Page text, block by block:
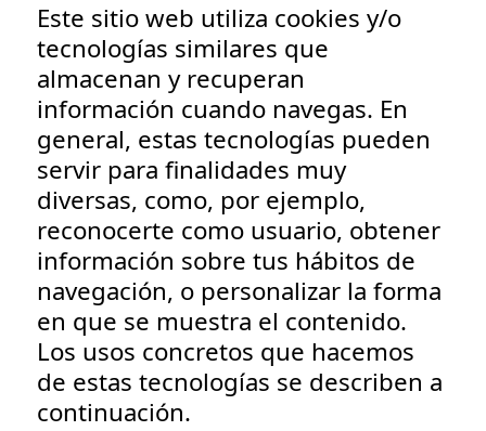
Este sitio web utiliza cookies y/o
tecnologías similares que
almacenan y recuperan
información cuando navegas. En
general, estas tecnologías pueden
servir para finalidades muy
diversas, como, por ejemplo,
reconocerte como usuario, obtener
información sobre tus hábitos de
navegación, o personalizar la forma
en que se muestra el contenido.
Los usos concretos que hacemos
de estas tecnologías se describen a
continuación.